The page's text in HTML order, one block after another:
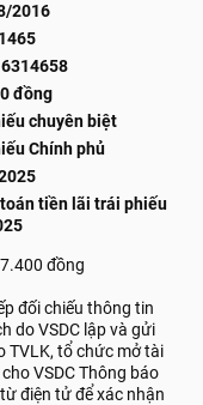
2016
đồng
chuyên biệt
Chính phủ
tiền lãi trái phiếu
đồng
đối chiếu thông tin
do VSDC lập và gửi
TVLK, tổ chức mở tài
VSDC Thông báo
điện tử để xác nhận